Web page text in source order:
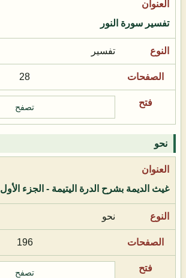
تفسير سورة النور
تفسير
28
تصفح
نحو
غيث الديمة بشرح الدرة اليتيمة - الجزء الأول
نحو
196
تصفح